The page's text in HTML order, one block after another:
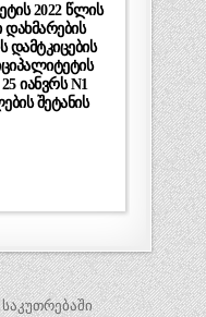
2022 წლის
დამტკიცების
იანვრს N1
შეტანის